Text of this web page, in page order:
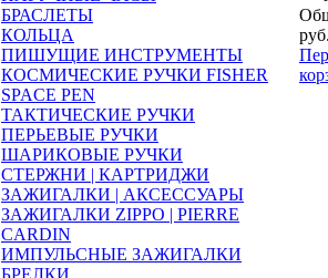
БРАСЛЕТЫ
КОЛЬЦА
ПИШУЩИЕ ИНСТРУМЕНТЫ
КОСМИЧЕСКИЕ РУЧКИ FISHER
SPACE PEN
ТАКТИЧЕСКИЕ РУЧКИ
ПЕРЬЕВЫЕ РУЧКИ
ШАРИКОВЫЕ РУЧКИ
СТЕРЖНИ | КАРТРИДЖИ
ЗАЖИГАЛКИ | АКСЕССУАРЫ
ЗАЖИГАЛКИ ZIPPO | PIERRE
CARDIN
ИМПУЛЬСНЫЕ ЗАЖИГАЛКИ
БРЕЛКИ